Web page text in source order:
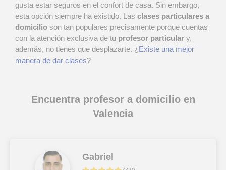
gusta estar seguros en el confort de casa. Sin embargo,
esta opción siempre ha existido. Las clases particulares a
domicilio son tan populares precisamente porque cuentas
con la atención exclusiva de tu profesor particular y,
además, no tienes que desplazarte. ¿ Existe una mejor
manera de dar clases?
Encuentra profesor a domicilio en
Valencia
Gabriel